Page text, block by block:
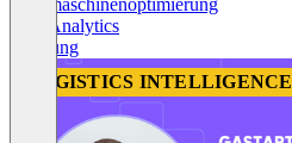
Suchmaschinenoptimierung
Web Analytics
Werbung
LOGISTICS INTELLIGENCE